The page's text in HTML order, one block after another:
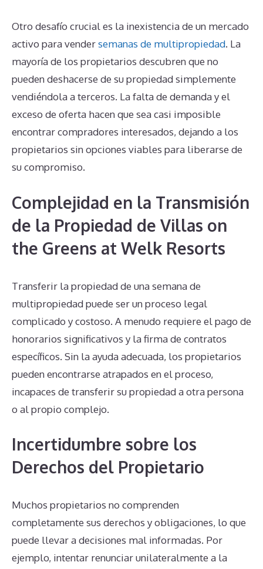
Otro desafío crucial es la inexistencia de un mercado
activo para vendersemanas de multipropiedad. La
mayoría de los propietarios descubren que no
pueden deshacerse de su propiedad simplemente
vendiéndola a terceros. La falta de demanda y el
exceso de oferta hacen que sea casi imposible
encontrar compradores interesados, dejando a los
propietarios sin opciones viables para liberarse de
su compromiso.
Complejidad en la Transmisión
de la Propiedad de Villas on
the Greens at Welk Resorts
Transferir la propiedad de una semana de
multipropiedad puede ser un proceso legal
complicado y costoso. A menudo requiere el pago de
honorarios significativos y la firma de contratos
específicos. Sin la ayuda adecuada, los propietarios
pueden encontrarse atrapados en el proceso,
incapaces de transferir su propiedad a otra persona
o al propio complejo.
Incertidumbre sobre los
Derechos del Propietario
Muchos propietarios no comprenden
completamente sus derechos y obligaciones, lo que
puede llevar a decisiones mal informadas. Por
ejemplo, intentar renunciar unilateralmente a la